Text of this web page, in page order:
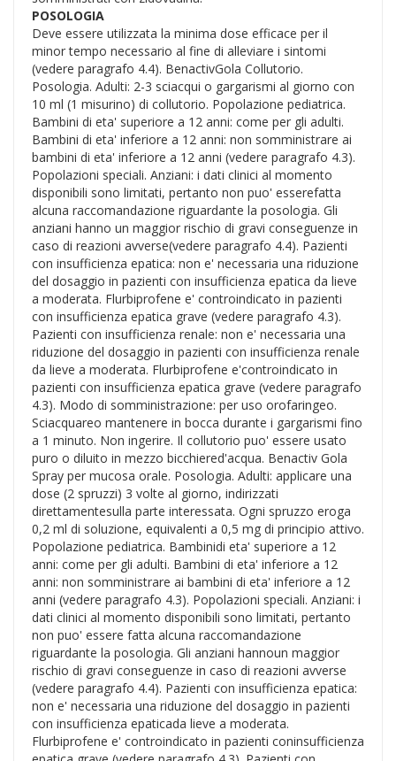
POSOLOGIA
Deve essere utilizzata la minima dose efficace per il
minor tempo necessario al fine di alleviare i sintomi
(vedere paragrafo 4.4). BenactivGola Collutorio.
Posologia. Adulti: 2-3 sciacqui o gargarismi al giorno con
10 ml (1 misurino) di collutorio. Popolazione pediatrica.
Bambini di eta' superiore a 12 anni: come per gli adulti.
Bambini di eta' inferiore a 12 anni: non somministrare ai
bambini di eta' inferiore a 12 anni (vedere paragrafo 4.3).
Popolazioni speciali. Anziani: i dati clinici al momento
disponibili sono limitati, pertanto non puo' esserefatta
alcuna raccomandazione riguardante la posologia. Gli
anziani hanno un maggior rischio di gravi conseguenze in
caso di reazioni avverse(vedere paragrafo 4.4). Pazienti
con insufficienza epatica: non e' necessaria una riduzione
del dosaggio in pazienti con insufficienza epatica da lieve
a moderata. Flurbiprofene e' controindicato in pazienti
con insufficienza epatica grave (vedere paragrafo 4.3).
Pazienti con insufficienza renale: non e' necessaria una
riduzione del dosaggio in pazienti con insufficienza renale
da lieve a moderata. Flurbiprofene e'controindicato in
pazienti con insufficienza epatica grave (vedere paragrafo
4.3). Modo di somministrazione: per uso orofaringeo.
Sciacquareo mantenere in bocca durante i gargarismi fino
a 1 minuto. Non ingerire. Il collutorio puo' essere usato
puro o diluito in mezzo bicchiered'acqua. Benactiv Gola
Spray per mucosa orale. Posologia. Adulti: applicare una
dose (2 spruzzi) 3 volte al giorno, indirizzati
direttamentesulla parte interessata. Ogni spruzzo eroga
0,2 ml di soluzione, equivalenti a 0,5 mg di principio attivo.
Popolazione pediatrica. Bambinidi eta' superiore a 12
anni: come per gli adulti. Bambini di eta' inferiore a 12
anni: non somministrare ai bambini di eta' inferiore a 12
anni (vedere paragrafo 4.3). Popolazioni speciali. Anziani: i
dati clinici al momento disponibili sono limitati, pertanto
non puo' essere fatta alcuna raccomandazione
riguardante la posologia. Gli anziani hannoun maggior
rischio di gravi conseguenze in caso di reazioni avverse
(vedere paragrafo 4.4). Pazienti con insufficienza epatica:
non e' necessaria una riduzione del dosaggio in pazienti
con insufficienza epaticada lieve a moderata.
Flurbiprofene e' controindicato in pazienti coninsufficienza